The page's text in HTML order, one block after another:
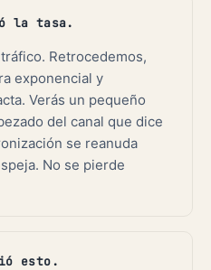
la tasa.
Retrocedemos,
exponencial y
Verás un pequeño
del canal que dice
se reanuda
No se pierde
esto.